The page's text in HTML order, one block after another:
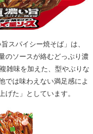
スパイシー焼そば」は、
のソースが絡むどっぷり濃
雑味を加えた、型やぶりな
では味わえない満足感によ
げた」としています。